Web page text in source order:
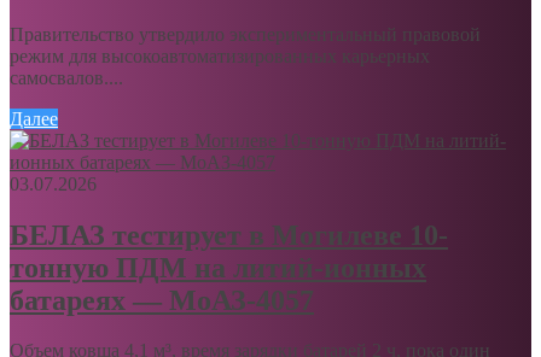
Правительство утвердило экспериментальный правовой
режим для высокоавтоматизированных карьерных
самосвалов....
Далее
03.07.2026
БЕЛАЗ тестирует в Могилеве 10-
тонную ПДМ на литий-ионных
батареях — МоАЗ-4057
Объем ковша 4,1 м³, время зарядки батарей 2 ч, пока один